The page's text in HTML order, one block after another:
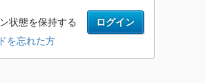
ログイン
状態を保持する
を忘れた方